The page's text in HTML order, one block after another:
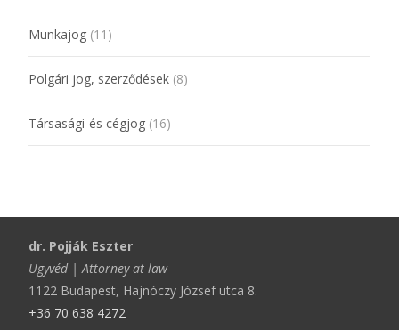
Munkajog (11)
Polgári jog, szerződések (8)
Társasági-és cégjog (16)
dr. Pojják Eszter
Ügyvéd | Attorney-at-law
1122 Budapest, Hajnóczy József utca 8.
+36 70 638 4272